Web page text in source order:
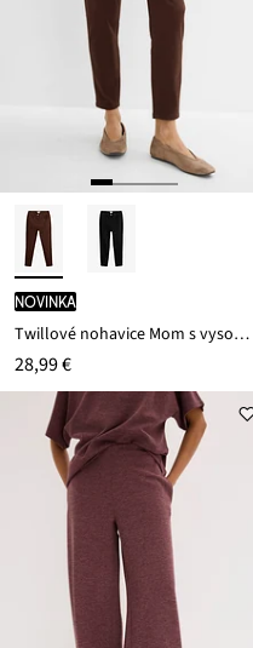
novinka
Twillové nohavice Mom s vysokým pásom
28,99 €